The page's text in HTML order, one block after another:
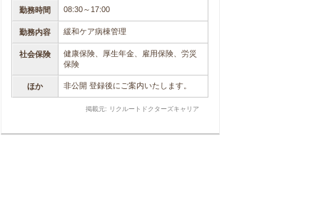
勤務時間 08:30～17:00
勤務内容 緩和ケア病棟管理
社会保険
健康保険、厚生年金、雇用保険、労災
保険
ほか 非公開 登録後にご案内いたします。
掲載元: リクルートドクターズキャリア